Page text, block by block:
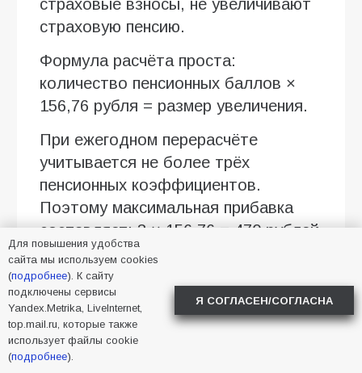
страховые взносы, не увеличивают
страховую пенсию.
Формула расчёта проста:
количество пенсионных баллов ×
156,76 рубля = размер увеличения.
При ежегодном перерасчёте
учитывается не более трёх
пенсионных коэффициентов.
Поэтому максимальная прибавка
составляет: 3 × 156,76 = 470 рублей
28 копеек.
Примеры расчёта
При официальной зарплате около
40 тысяч рублей в месяц
начисляется примерно 1,5 балла.
Для повышения удобства
сайта мы используем cookies
(подробнее). К сайту
подключены сервисы
Yandex.Metrika, LiveInternet,
top.mail.ru, которые также
использует файлы cookie
(подробнее).
Я СОГЛАСЕН/СОГЛАСНА